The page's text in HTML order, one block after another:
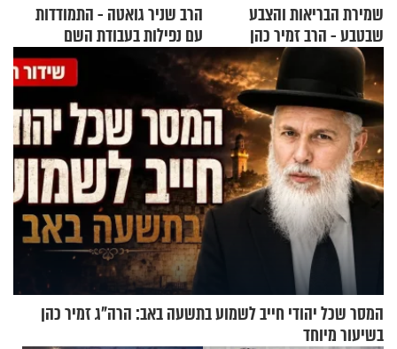
שמירת הבריאות והצבע
שבטבע - הרב זמיר כהן
הרב שניר גואטה - התמודדות
עם נפילות בעבודת השם
המסר שכל יהודי חייב לשמוע בתשעה באב: הרה"ג זמיר כהן
בשיעור מיוחד